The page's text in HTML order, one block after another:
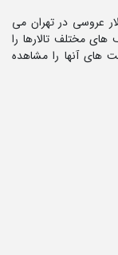
عروسی در تهران می
مختلف تالارها را
های آنها را مشاهده